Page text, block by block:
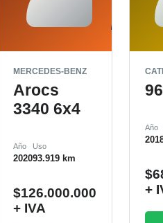
MERCEDES-BENZ
Arocs
3340 6x4
Año
2020
Uso
93.919 km
$126.000.000
+ IVA
Año
$
+